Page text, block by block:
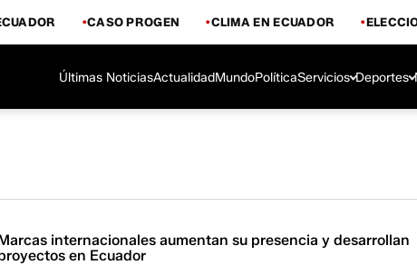
CASO PROGEN CLIMA EN ECUADOR
Últimas NoticiasActualidadMundoPolíticaServicios Deportes
internacionales aumentan su presencia y desarrollan
en Ecuador